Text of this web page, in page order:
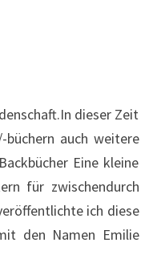
dieser Zeit
auch weitere
Eine kleine
für zwischendurch
ich diese
den Namen Emilie